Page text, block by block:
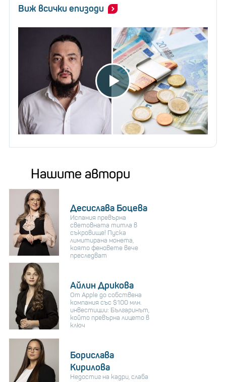
Виж всички епизоди
Нашите автори
Десислава Боцева
Испания превърна
световната титла в
съкровище! Пуска
лимитирана монета,
която феновете вече
преследват
Айлин Дрикова
От Apple до собствена
компания със $100 млн.
инвестиции: Българинът,
който превърна лицето в
ключ
Борислава
Кирилова
Недостиг на кадри, слаба